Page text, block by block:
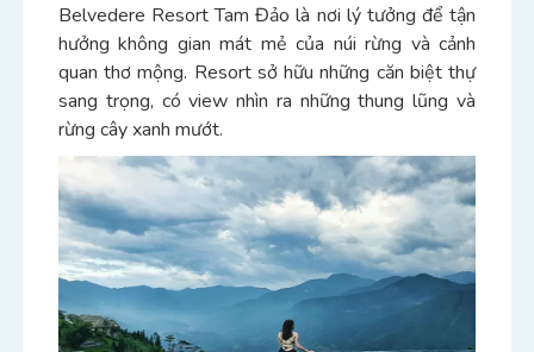
Belvedere Resort Tam Đảo là nơi lý tưởng để tận
hưởng không gian mát mẻ của núi rừng và cảnh
quan thơ mộng. Resort sở hữu những căn biệt thự
sang trọng, có view nhìn ra những thung lũng và
rừng cây xanh mướt.